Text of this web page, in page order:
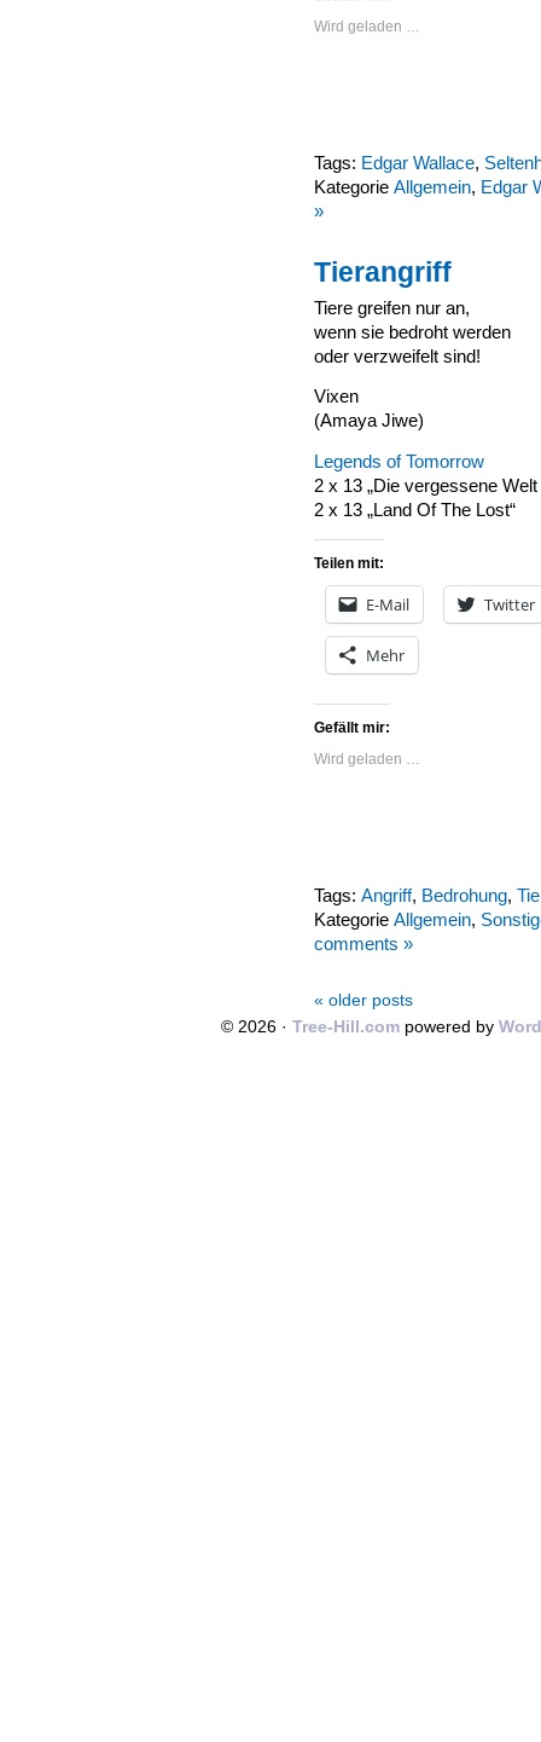
Wird geladen …
Tags: Edgar Wallace,
Kategorie Allgemein, Edgar
»
Tierangriff
Tiere greifen nur an,
wenn sie bedroht werden
oder verzweifelt sind!
Vixen
(Amaya Jiwe)
Legends of Tomorrow
2 x 13 „Die vergessene Welt
2 x 13 „Land Of The Lost“
Teilen mit:
E-Mail Twitter
Mehr
Gefällt mir:
Wird geladen …
Tags: Angriff, Bedrohung,
Kategorie Allgemein,
comments »
« older posts
© 2026 · Tree-Hill.compowered by